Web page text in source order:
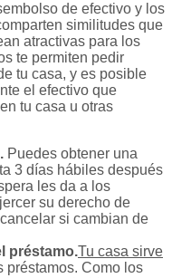
de efectivo y los
similitudes que
atractivas para los
te permiten pedir
tu casa, y es posible
el efectivo que
tu casa u otras
Puedes obtener una
3 días hábiles después
les da a los
su derecho de
si cambian de
préstamo.Tu casa sirve
préstamos. Como los